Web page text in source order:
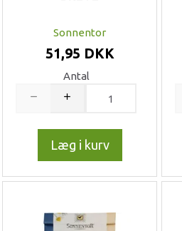
Sonnentor
51,95 DKK
Antal
Læg i kurv